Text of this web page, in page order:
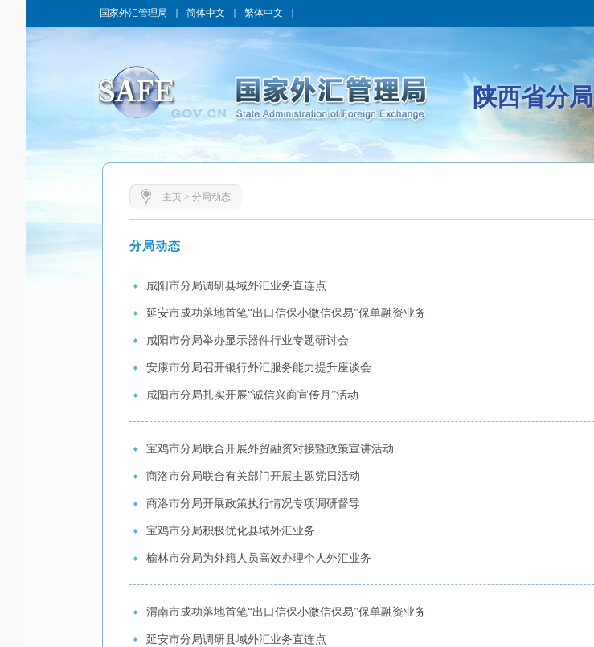
国家外汇管理局 简体中文 繁体中文
陕西省分局
主页> 分局动态
分局动态
咸阳市分局调研县域外汇业务直连点
延安市成功落地首笔“出口信保小微信保易”保单融资业务
咸阳市分局举办显示器件行业专题研讨会
安康市分局召开银行外汇服务能力提升座谈会
咸阳市分局扎实开展“诚信兴商宣传月”活动
宝鸡市分局联合开展外贸融资对接暨政策宣讲活动
商洛市分局联合有关部门开展主题党日活动
商洛市分局开展政策执行情况专项调研督导
宝鸡市分局积极优化县域外汇业务
榆林市分局为外籍人员高效办理个人外汇业务
渭南市成功落地首笔“出口信保小微信保易”保单融资业务
延安市分局调研县域外汇业务直连点